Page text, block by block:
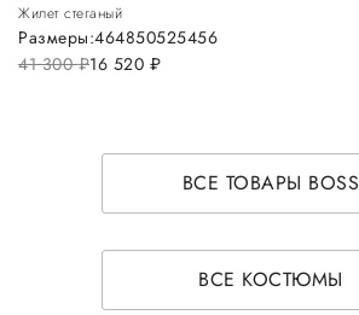
Жилет стеганый
41 300руб.16 520 руб.
Размеры:464850525456
ВСЕ ТОВАРЫ BOSS
ВСЕ КОСТЮМЫ